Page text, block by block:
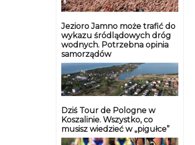
Jezioro Jamno może trafić do
wykazu śródlądowych dróg
wodnych. Potrzebna opinia
samorządów
Dziś Tour de Pologne w
Koszalinie. Wszystko, co
musisz wiedzieć w „pigułce”